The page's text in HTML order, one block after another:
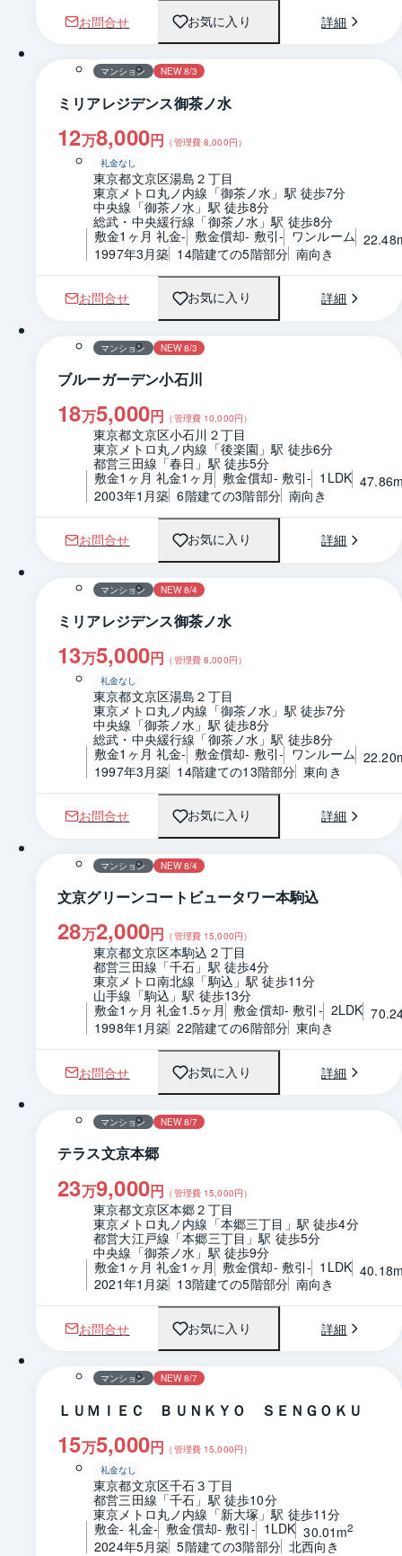
お問合せ お気に入り 詳細
1 / 0 間取り
マンション NEW 8/3
ミリアレジデンス御茶ノ水
12万8,000円 （管理費8,000円）
礼金なし
東京都文京区湯島２丁目
東京メトロ丸ノ内線「御茶ノ水」駅 徒歩7分
中央線「御茶ノ水」駅 徒歩8分
総武・中央緩行線「御茶ノ水」駅 徒歩8分
敷金1ヶ月 礼金- 敷金償却- 敷引- ワンルーム
1997年3月築 14階建ての5階部分 南向き
お問合せ お気に入り 詳細
1 / 0 間取り
マンション NEW 8/3
ブルーガーデン小石川
18万5,000円 （管理費 10,000円）
東京都文京区小石川２丁目
東京メトロ丸ノ内線「後楽園」駅 徒歩6分
都営三田線「春日」駅 徒歩5分
敷金1ヶ月 礼金1ヶ月 敷金償却- 敷引- 1LDK
2003年1月築 6階建ての3階部分 南向き
お問合せ お気に入り 詳細
1 / 0 間取り
マンション NEW 8/4
ミリアレジデンス御茶ノ水
13万5,000円 （管理費8,000円）
礼金なし
東京都文京区湯島２丁目
東京メトロ丸ノ内線「御茶ノ水」駅 徒歩7分
中央線「御茶ノ水」駅 徒歩8分
総武・中央緩行線「御茶ノ水」駅 徒歩8分
敷金1ヶ月 礼金- 敷金償却- 敷引- ワンルーム
1997年3月築 14階建ての13階部分 東向き
お問合せ お気に入り 詳細
1 / 0 間取り
マンション NEW 8/4
文京グリーンコートビュータワー本駒込
28万2,000円 （管理費 15,000円）
東京都文京区本駒込２丁目
都営三田線「千石」駅 徒歩4分
東京メトロ南北線「駒込」駅 徒歩11分
山手線「駒込」駅 徒歩13分
敷金1ヶ月 礼金1.5ヶ月
敷金償却- 敷引- 2LDK
1998年1月築 22階建ての6階部分 東向き
お問合せ お気に入り 詳細
1 / 0 間取り
マンション NEW 8/7
テラス文京本郷
23万9,000円 （管理費 15,000円）
東京都文京区本郷２丁目
東京メトロ丸ノ内線「本郷三丁目」駅 徒歩4分
都営大江戸線「本郷三丁目」駅 徒歩5分
中央線「御茶ノ水」駅 徒歩9分
敷金1ヶ月 礼金1ヶ月 敷金償却- 敷引- 1LDK
2021年1月築 13階建ての5階部分 南向き
お問合せ お気に入り 詳細
1 / 0 間取り
マンション NEW 8/7
ＬＵＭＩＥＣ ＢＵＮＫＹＯ ＳＥＮＧＯＫＵ
15万5,000円 （管理費 15,000円）
礼金なし
東京都文京区千石３丁目
都営三田線「千石」駅 徒歩10分
東京メトロ丸ノ内線「新大塚」駅 徒歩11分
敷金- 礼金- 敷金償却- 敷引- 1LDK 30.01m2
2024年5月築 5階建ての3階部分 北西向き